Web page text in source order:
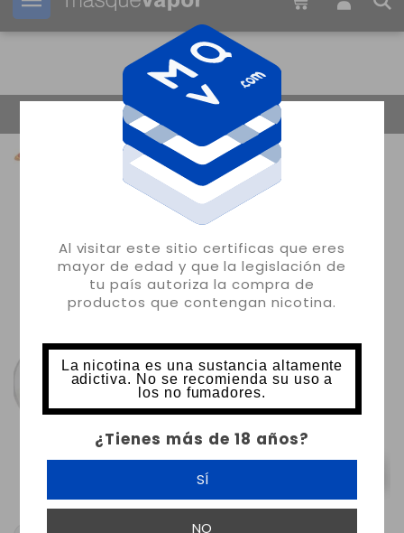
Al visitar este sitio certificas que eres
mayor de edad y que la legislación de
tu país autoriza la compra de
productos que contengan nicotina.
La nicotina es una sustancia altamente
adictiva. No se recomienda su uso a
los no fumadores.
¿Tienes más de 18 años?
SÍ
NO
Tu pedido puede ser enviado en 37m: